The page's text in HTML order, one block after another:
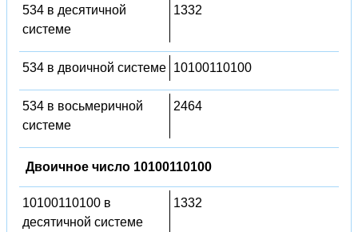
534 в десятичной
системе
1332
534 в двоичной системе 10100110100
534 в восьмеричной
системе
2464
Двоичное число 10100110100
10100110100 в
десятичной системе
1332